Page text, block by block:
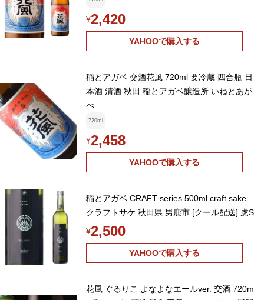
¥2,420
YAHOOで購入する
稲とアガベ 交酒花風 720ml 要冷蔵 四合瓶 日
本酒 清酒 秋田 稲とアガベ醸造所 いねとあが
べ
720ml
¥2,458
YAHOOで購入する
稲とアガベ CRAFT series 500ml craft sake
クラフトサケ 秋田県 男鹿市 [クール配送] 虎S
¥2,500
YAHOOで購入する
花風 ぐるりこ よなよなエールver. 交酒 720m